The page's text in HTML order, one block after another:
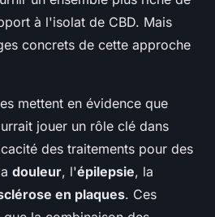
à l'isolat de CBD. Mais
concrets de cette approche
mettent en évidence que
jouer un rôle clé dans
des traitements pour des
douleur, l'épilepsie, la
en plaques. Ces